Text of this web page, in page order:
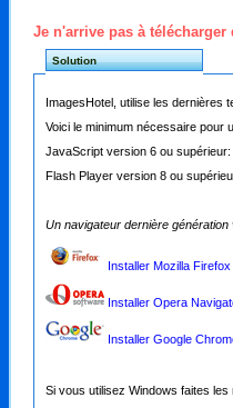
Je n'arrive pas à télécharger
Solution
ImagesHotel, utilise les dernières
Voici le minimum nécessaire pour
JavaScript version 6 ou supérieur:
Flash Player version 8 ou
Un navigateur dernière
Installer Mozilla Firefox
Installer Opera
Installer Google
Si vous utilisez Windows faites les